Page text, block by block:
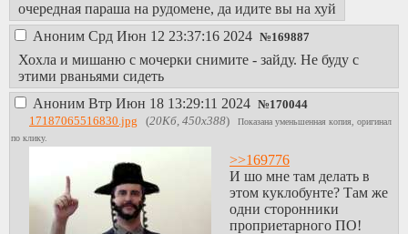
очередная параша на рудомене, да идите вы на хуй
Аноним Срд Июн 12 23:37:16 2024 №169887
Хохла и мишаню с мочерки снимите - зайду. Не буду с
этими рваньями сидеть
Аноним Втр Июн 18 13:29:11 2024 №170044
17187065516830.jpg (20Кб, 450x388)
Показана уменьшенная копия, оригинал
по клику.
>>169776
И шо мне там делать в
этом куклобунте? Там же
одни сторонники
проприетарного ПО!